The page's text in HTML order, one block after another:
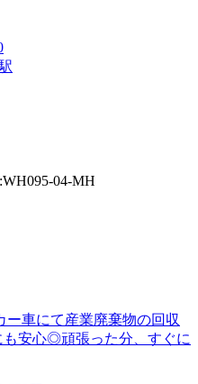
04-MH
ー車にて産業廃棄物の回収
安心◎頑張った分、すぐに